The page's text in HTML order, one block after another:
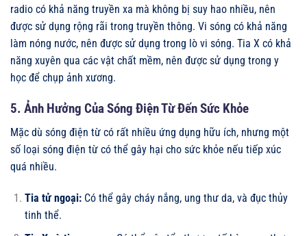
radio có khả năng truyền xa mà không bị suy hao nhiều, nên
được sử dụng rộng rãi trong truyền thông. Vi sóng có khả năng
làm nóng nước, nên được sử dụng trong lò vi sóng. Tia X có khả
năng xuyên qua các vật chất mềm, nên được sử dụng trong y
học để chụp ảnh xương.
5. Ảnh Hưởng Của Sóng Điện Từ Đến Sức Khỏe
Mặc dù sóng điện từ có rất nhiều ứng dụng hữu ích, nhưng một
số loại sóng điện từ có thể gây hại cho sức khỏe nếu tiếp xúc
quá nhiều.
Tia tử ngoại:Có thể gây cháy nắng, ung thư da, và đục thủy
tinh thể.